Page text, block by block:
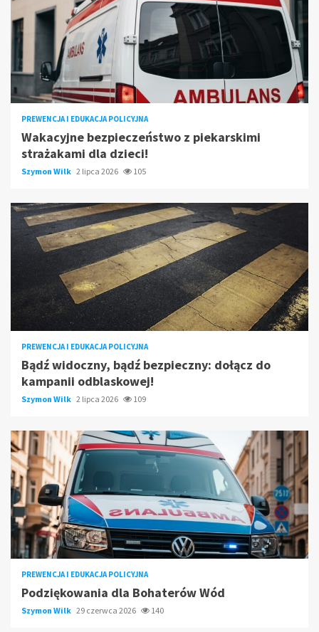
PREWENCJA I EDUKACJA POLICYJNA
Wakacyjne bezpieczeństwo z piekarskimi
strażakami dla dzieci!
Szymon Wilk 2 lipca 2026 105
PREWENCJA I EDUKACJA POLICYJNA
Bądź widoczny, bądź bezpieczny: dołącz do
kampanii odblaskowej!
Szymon Wilk 2 lipca 2026 109
PREWENCJA I EDUKACJA POLICYJNA
Podziękowania dla Bohaterów Wód
Szymon Wilk 29 czerwca 2026 140